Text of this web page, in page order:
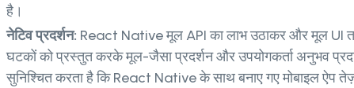
है।
नेटिव प्रदर्शन: React Native मूल API का लाभ उठाकर और मूल UI
घटकों को प्रस्तुत करके मूल-जैसा प्रदर्शन और उपयोगकर्ता अनुभव
सुनिश्चित करता है कि React Native के साथ बनाए गए मोबाइल ऐप